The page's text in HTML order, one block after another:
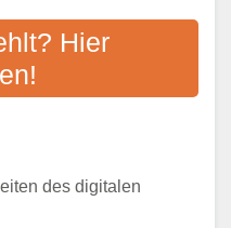
es beiHier
des digitalen